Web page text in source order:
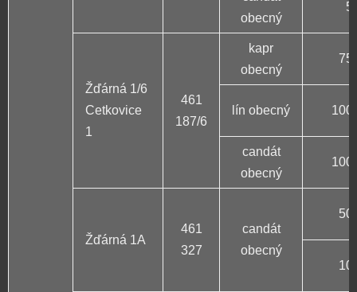
obecný
5
Žďárná 1/6
Cetkovice
1
461
187/6
kapr
obecný
75
lín obecný 100
candát
obecný
100
Žďárná 1A
461
327
candát
obecný
50
10